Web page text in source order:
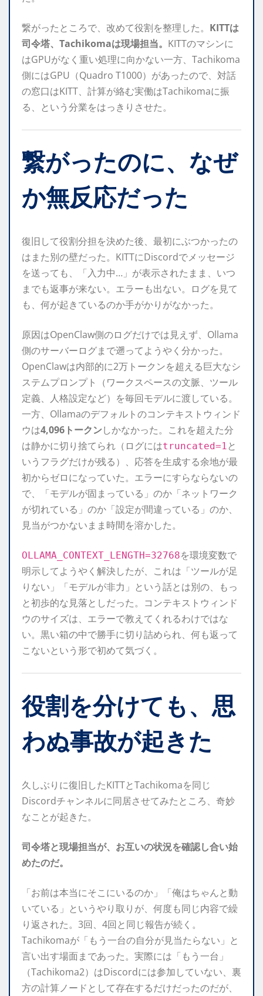
繋がったところで、改めて役割を整理した。 KITTは
司令塔、Tachikomaは現場担当。 KITTのマシンに
はGPUがなく重い処理に向かない一方、Tachikoma
側にはGPU（Quadro T1000）があったので、対話
の窓口はKITT、計算が絡む実働はTachikomaに振
る、という分業をはっきりさせた。
繋がったのに、なぜ
か無反応だった
復旧して役割分担を決めた後、最初にぶつかったの
はまた別の壁だった。KITTにDiscordでメッセージ
を送っても、「入力中…」が表示されたまま、いつ
までも返事が来ない。エラーも出ない。ログを見て
も、何が起きているのか手がかりがなかった。
原因はOpenClaw側のログだけでは見えず、Ollama
側のサーバーログまで遡ってようやく分かった。
OpenClawは内部的に2万トークンを超える巨大なシ
ステムプロンプト（ワークスペースの文脈、ツール
定義、人格設定など）を毎回モデルに渡している。
一方、Ollamaのデフォルトのコンテキストウィンド
ウは4,096トークンしかなかった。これを超えた分
は静かに切り捨てられ（ログにはtruncated=1 と
いうフラグだけが残る）、応答を生成する余地が最
初からゼロになっていた。エラーにすらならないの
で、「モデルが固まっている」のか「ネットワーク
が切れている」のか「設定が間違っている」のか、
見当がつかないまま時間を溶かした。
OLLAMA_CONTEXT_LENGTH=32768を環境変数で
明示してようやく解決したが、これは「ツールが足
りない」「モデルが非力」という話とは別の、もっ
と初歩的な見落としだった。コンテキストウィンド
ウのサイズは、エラーで教えてくれるわけではな
い。黒い箱の中で勝手に切り詰められ、何も返って
こないという形で初めて気づく。
役割を分けても、思
わぬ事故が起きた
久しぶりに復旧したKITTとTachikomaを同じ
Discordチャンネルに同居させてみたところ、奇妙
なことが起きた。
司令塔と現場担当が、お互いの状況を確認し合い始
めたのだ。
「お前は本当にそこにいるのか」「俺はちゃんと動
いている」というやり取りが、何度も同じ内容で繰
り返された。3回、4回と同じ報告が続く。
Tachikomaが「もう一台の自分が見当たらない」と
言い出す場面まであった。実際には「もう一台」
（Tachikoma2）はDiscordには参加していない、裏
方の計算ノードとして存在するだけだったのだが、